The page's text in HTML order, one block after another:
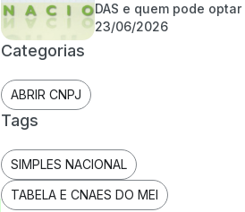
DAS e quem pode optar
23/06/2026
Categorias
ABRIR CNPJ
Tags
SIMPLES NACIONAL
TABELA E CNAES DO MEI